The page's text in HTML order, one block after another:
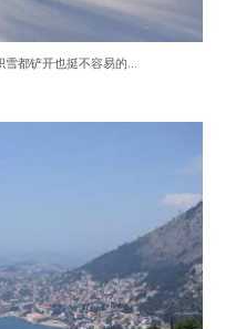
都铲开也挺不容易的…